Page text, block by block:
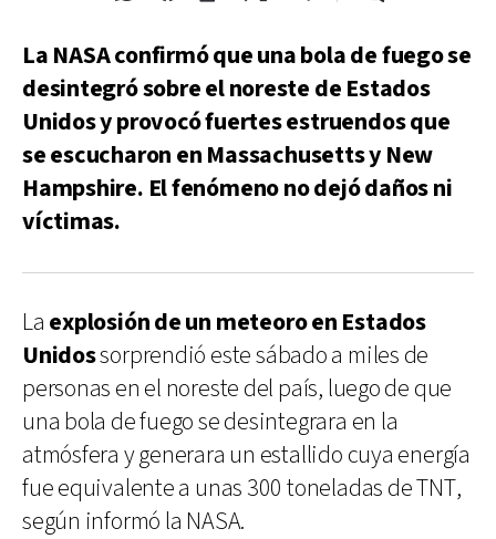
La NASA confirmó que una bola de fuego se
desintegró sobre el noreste de Estados
Unidos y provocó fuertes estruendos que
se escucharon en Massachusetts y New
Hampshire. El fenómeno no dejó daños ni
víctimas.
La explosión de un meteoro en Estados
Unidossorprendió este sábado a miles de
personas en el noreste del país, luego de que
una bola de fuego se desintegrara en la
atmósfera y generara un estallido cuya energía
fue equivalente a unas 300 toneladas de TNT,
según informó la NASA.